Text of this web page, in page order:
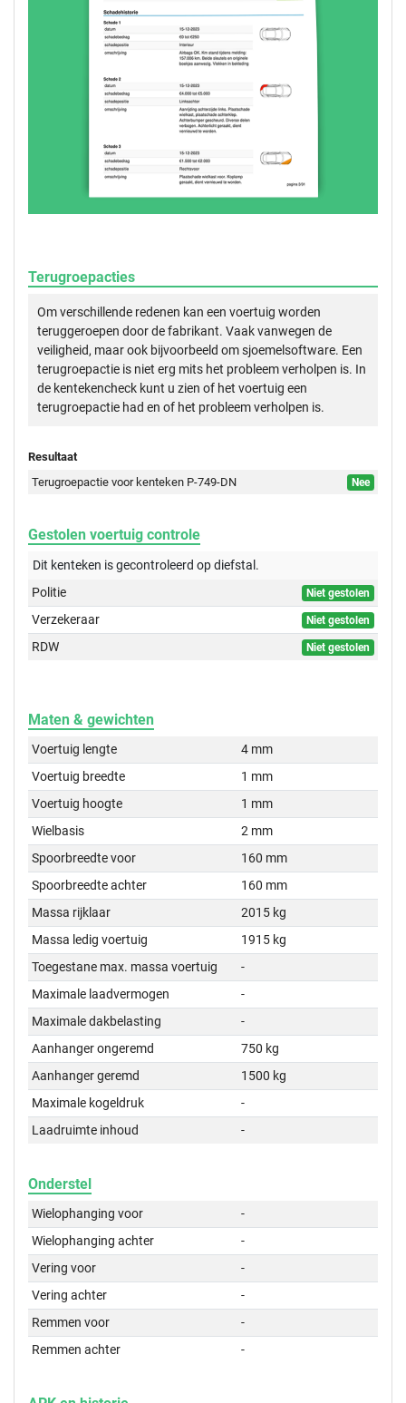
Terugroepacties
Om verschillende redenen kan een voertuig worden
teruggeroepen door de fabrikant. Vaak vanwegen de
veiligheid, maar ook bijvoorbeeld om sjoemelsoftware. Een
terugroepactie is niet erg mits het probleem verholpen is. In
de kentekencheck kunt u zien of het voertuig een
terugroepactie had en of het probleem verholpen is.
Resultaat
Terugroepactie voor kenteken P-749-DN
Nee
Gestolen voertuig controle
Dit kenteken is gecontroleerd opdiefstal.
Politie
Niet gestolen
Verzekeraar Niet gestolen
RDW Niet gestolen
Maten & gewichten
Voertuig lengte
4 mm
Voertuig breedte
1 mm
Voertuig hoogte
1 mm
Wielbasis
2 mm
Spoorbreedte voor
160 mm
Spoorbreedte achter
160 mm
Massa rijklaar
2015 kg
Massa ledig voertuig
1915 kg
Toegestane max. massa voertuig
-
Maximale laadvermogen
-
Maximale dakbelasting
-
Aanhanger ongeremd
750 kg
Aanhanger geremd
1500 kg
Maximale kogeldruk
-
Laadruimte inhoud
-
Onderstel
Wielophanging voor
-
Wielophanging achter
-
Vering voor
-
Vering achter
-
Remmen voor
-
Remmen achter
-